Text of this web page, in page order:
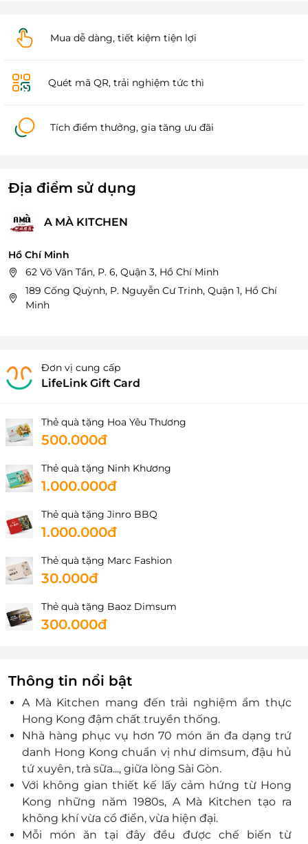
Mua dễ dàng, tiết kiệm tiện lợi
Quét mã QR, trải nghiệm tức thì
Tích điểm thưởng, gia tăng ưu đãi
Địa điểm sử dụng
A MÀ KITCHEN
Hồ Chí Minh
62 Võ Văn Tần, P. 6, Quận 3, Hồ Chí Minh
189 Cống Quỳnh, P. Nguyễn Cư Trinh, Quận 1, Hồ Chí
Minh
Đơn vị cung cấp
LifeLink Gift Card
Thẻ quà tặng Hoa Yêu Thương
500.000đ
Thẻ quà tặng Ninh Khương
1.000.000đ
Thẻ quà tặng Jinro BBQ
1.000.000đ
Thẻ quà tặng Marc Fashion
30.000đ
Thẻ quà tặng Baoz Dimsum
300.000đ
Thông tin nổi bật
A Mà Kitchen mang đến trải nghiệm ẩm thực
Hong Kong đậm chất truyền thống.
Nhà hàng phục vụ hơn 70 món ăn đa dạng trứ
danh Hong Kong chuẩn vị như dimsum, đậu hủ
tứ xuyên, trà sữa..., giữa lòng Sài Gòn.
Với không gian thiết kế lấy cảm hứng từ Hong
Kong những năm 1980s, A Mà Kitchen tạo ra
không khí vừa cổ điển, vừa hiện đại.
Mỗi món ăn tại đây đều được chế biến từ